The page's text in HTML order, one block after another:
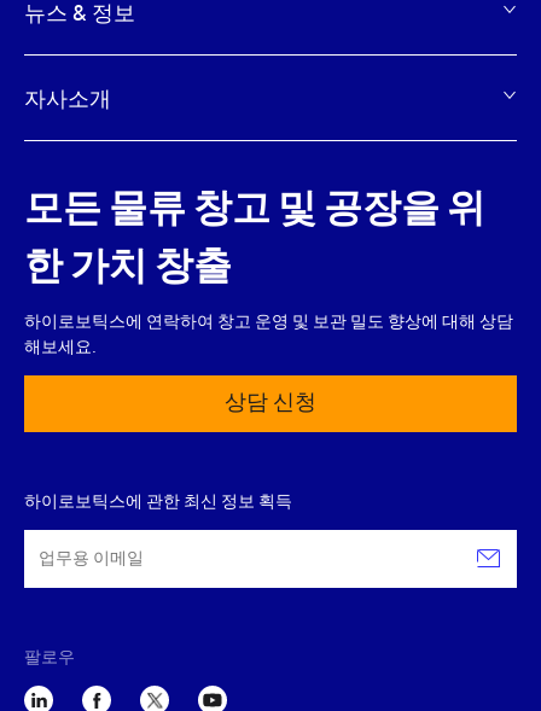
뉴스 & 정보
자사소개
모든 물류 창고 및 공장을 위
한 가치 창출
하이로보틱스에 연락하여 창고 운영 및 보관 밀도 향상에 대해 상담
해보세요.
상담 신청
하이로보틱스에 관한 최신 정보 획득
팔로우